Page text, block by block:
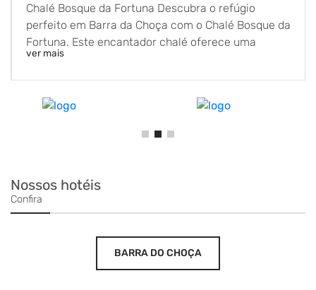
Chalé Bosque da Fortuna Descubra o refúgio
perfeito em Barra da Choça com o Chalé Bosque da
Fortuna. Este encantador chalé oferece uma
piscina privativa e deslumbrantes vistas da
e um espaçoso terraço, ideal para momentos de
estadia. O chalé possui uma área de estar
aconchegante e uma cozinha totalmente equipada
com frigobar. Para sua conveniência, a
Vidro é mais do que um refúgio, é um santuário
ver mais
Nossos hotéis
Confira
BARRA DO CHOÇA